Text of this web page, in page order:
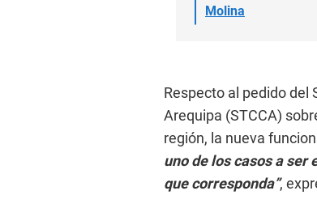
Molina
Respecto al pedido del
Arequipa (STCCA)
región, la nueva
uno de los casos a ser
que corresponda”,